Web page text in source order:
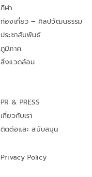
กีฬา
ท่องเที่ยว – ศิลปวัฒนธรรม
ประชาสัมพันธ์
ภูมิภาค
สิ่งแวดล้อม
PR & PRESS
เกี่ยวกับเรา
ติดต่อและ สนับสนุน
Privacy Policy